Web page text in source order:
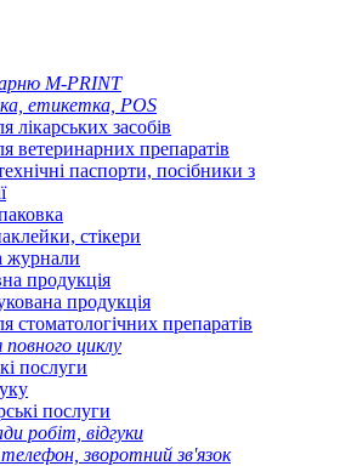
M-PRINT
етикетка, POS
лікарських засобів
ветеринарних препаратів
паспорти, посібники з
стікери
журнали
продукція
продукція
стоматологічних препаратів
повного циклу
послуги
послуги
робіт, відгуки
зворотний зв'язок